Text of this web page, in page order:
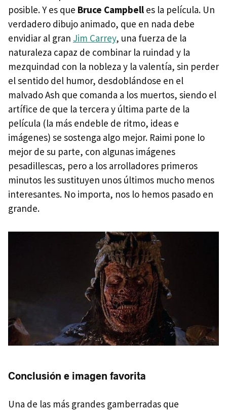
posible. Y es que Bruce Campbell es la película. Un
verdadero dibujo animado, que en nada debe
envidiar al gran Jim Carrey, una fuerza de la
naturaleza capaz de combinar la ruindad y la
mezquindad con la nobleza y la valentía, sin perder
el sentido del humor, desdoblándose en el
malvado Ash que comanda a los muertos, siendo el
artífice de que la tercera y última parte de la
película (la más endeble de ritmo, ideas e
imágenes) se sostenga algo mejor. Raimi pone lo
mejor de su parte, con algunas imágenes
pesadillescas, pero a los arrolladores primeros
minutos les sustituyen unos últimos mucho menos
interesantes. No importa, nos lo hemos pasado en
grande.
Conclusión e imagen favorita
Una de las más grandes gamberradas que